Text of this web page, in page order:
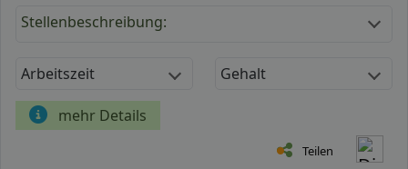
Stellenbeschreibung:
Arbeitszeit Gehalt
mehr Details
Teilen